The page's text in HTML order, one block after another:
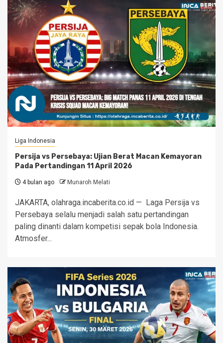
Liga Indonesia
Persija vs Persebaya: Ujian Berat Macan Kemayoran
Pada Pertandingan 11 April 2026
4 bulan ago Munaroh Melati
JAKARTA, olahraga.incaberita.co.id — Laga Persija vs
Persebaya selalu menjadi salah satu pertandingan
paling dinanti dalam kompetisi sepak bola Indonesia.
Atmosfer...